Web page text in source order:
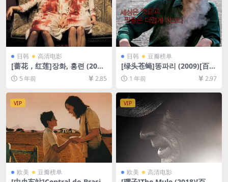
日韩 高清电影
[蔷花，红莲]장화, 홍련 (200
3)完整版[百度网盘+迅雷云盘
资源1080P超清未删减][MP4/
5 年前 2.85
日韩 豆瓣榜单
[绿头苍蝇]똥파리 (2009)[百度
网盘+夸克网盘1080P超清未
删减资源][网盘在线播放/下
1 年前 2.97
VIP
欧美 豆瓣榜单
VIP
欧美 高清电影